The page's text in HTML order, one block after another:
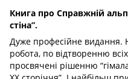
Книга про Справжній
стіна”.
Дуже професійне видання.
робота, по відтворенню
просвячені рішенню